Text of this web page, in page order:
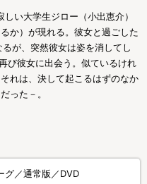
い大学生ジロー（小出恵介）
か）が現れる。彼女と過ごした
が、突然彼女は姿を消してし
び彼女に出会う。似ているけれ
れは、決して起こるはずのなか
った－。
グ／通常版／DVD